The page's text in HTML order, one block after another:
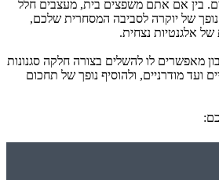
בין אם אתם משפצים בית, מעצבים חלל
של יוקרה לסביבה המסחרית שלכם,
אלגנטיות נצחית.
מאפשרים לו להשלים בצורה חלקה סגנונות
ועד מודרניים, ולהוסיף נופך של תחכום